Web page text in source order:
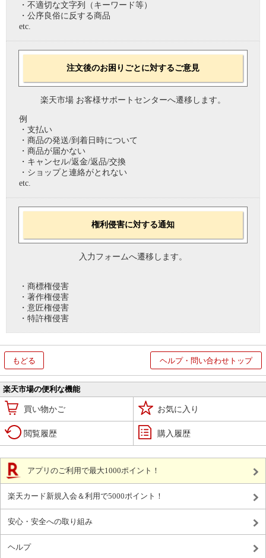
・不適切な文字列（キーワード等）
・公序良俗に反する商品
etc.
注文後のお困りごとに対するご意見
楽天市場 お客様サポートセンターへ遷移します。
例
・支払い
・商品の発送/到着日時について
・商品が届かない
・キャンセル/返金/返品/交換
・ショップと連絡がとれない
etc.
権利侵害に対する通知
入力フォームへ遷移します。
・商標権侵害
・著作権侵害
・意匠権侵害
・特許権侵害
もどる ヘルプ・問い合わせトップ
楽天市場の便利な機能
買い物かご お気に入り
閲覧履歴 購入履歴
アプリのご利用で最大1000ポイント！
楽天カード新規入会＆利用で5000ポイント！
安心・安全への取り組み
ヘルプ